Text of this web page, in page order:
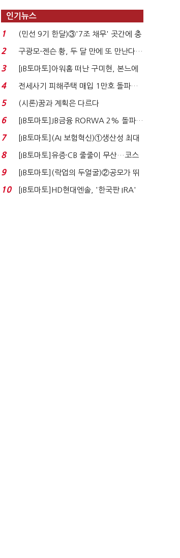
인기뉴스
1
(민선 9기 한달)③'7조 채무' 곳간에 충
격…추미애, 20년...
2
구광모-젠슨 황, 두 달 만에 또 만난다…
로봇·AI 등 논...
3
[IB토마토]아워홈 떠난 구미현, 본느에
340억 베팅…가...
4
전세사기 피해주택 매입 1만호 돌파…
누적 피해자 4만2...
5 (시론)꿈과 계획은 다르다
6
[IB토마토]JB금융 RORWA 2% 돌파…
실적 견인은 은행 ...
7
[IB토마토](AI 보험혁신)①생산성 최대
80% 개선…현실...
8
[IB토마토]유증·CB 줄줄이 무산…코스
닥 벌점 급증에 ...
9
[IB토마토](락업의 두얼굴)②공모가 뛰
자 첫날 매도…FI ...
10
[IB토마토]HD현대엔솔, '한국판 IRA'